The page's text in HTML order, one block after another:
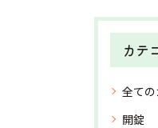
カテ
全て
開錠